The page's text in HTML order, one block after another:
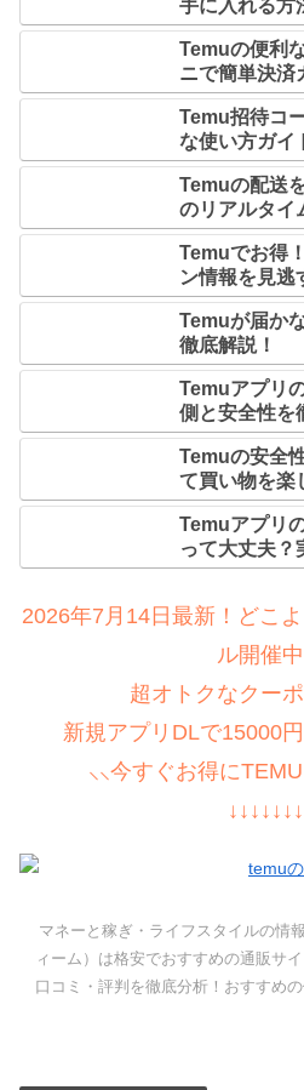
手に入れる方
Temuの便利
ニで簡単決済
Temu招待コ
な使い方ガイ
Temuの配送
のリアルタイ
Temuでお得
ン情報を見逃
Temuが届か
徹底解説！
Temuアプリ
側と安全性を
Temuの安全
て買い物を楽
Temuアプリ
って大丈夫？
2026年7月14日最新！どこ
ル開催中
超オトクなクー
新規アプリDLで15000
⸜⸜今すぐお得に
マネーと稼ぎ・ライフスタイルの情
ィーム）は格安でおすすめの通販サイ
口コミ・評判を徹底分析！おすすめ